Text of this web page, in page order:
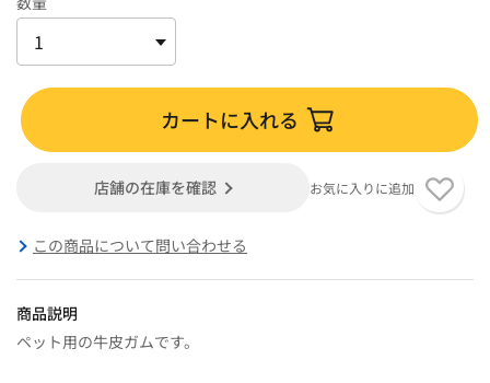
カートに入れる
店舗の在庫を確認 お気に入りに追加
この商品について問い合わせる
商品説明
ペット用の牛皮ガムです。